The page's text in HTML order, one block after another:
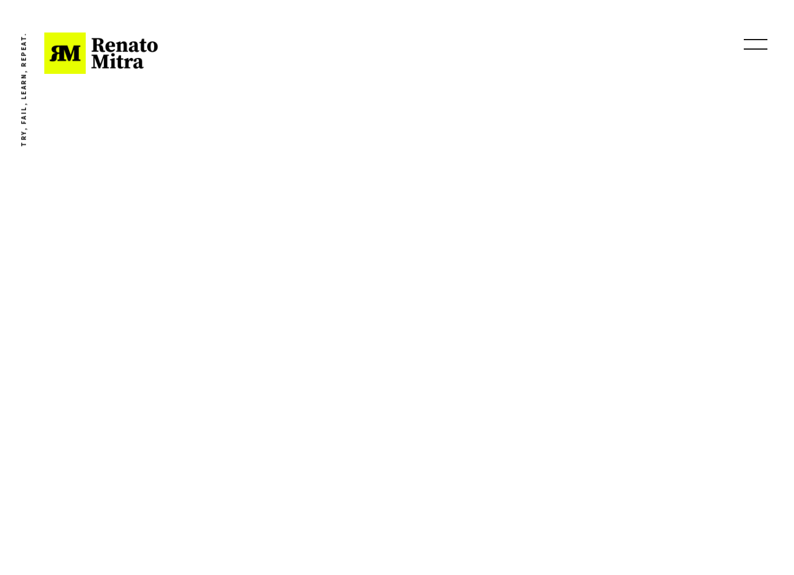
TRY, FAIL, LEARN, REPEAT.